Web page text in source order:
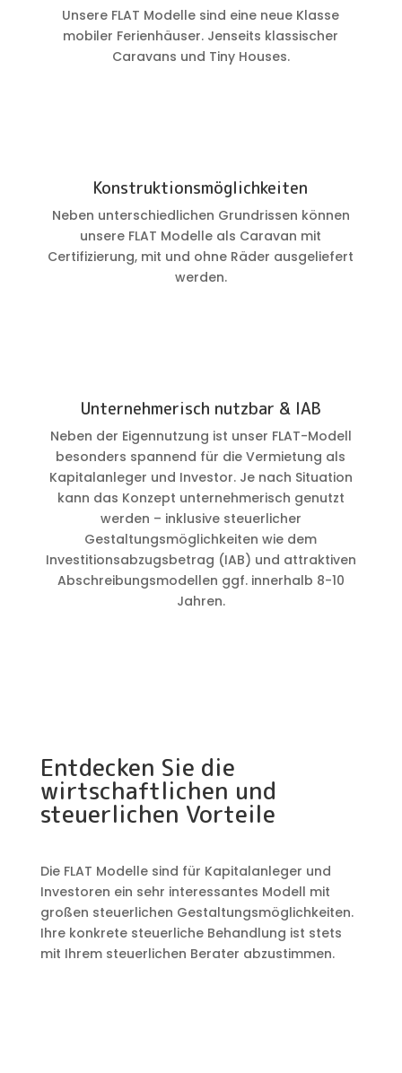
Unsere FLAT Modelle sind eine neue Klasse
mobiler Ferienhäuser. Jenseits klassischer
Caravans und Tiny Houses.
Konstruktionsmöglichkeiten
Neben unterschiedlichen Grundrissen können
unsere FLAT Modelle als Caravan mit
Certifizierung, mit und ohne Räder ausgeliefert
werden.
Unternehmerisch nutzbar & IAB
Neben der Eigennutzung ist unser FLAT-Modell
besonders spannend für die Vermietung als
Kapitalanleger und Investor. Je nach Situation
kann das Konzept unternehmerisch genutzt
werden – inklusive steuerlicher
Gestaltungsmöglichkeiten wie dem
Investitionsabzugsbetrag (IAB) und attraktiven
Abschreibungsmodellen ggf. innerhalb 8-10
Jahren.
Entdecken Sie die
wirtschaftlichen und
steuerlichen Vorteile
Die FLAT Modelle sind für Kapitalanleger und
Investoren ein sehr interessantes Modell mit
großen steuerlichen Gestaltungsmöglichkeiten.
Ihre konkrete steuerliche Behandlung ist stets
mit Ihrem steuerlichen Berater abzustimmen.